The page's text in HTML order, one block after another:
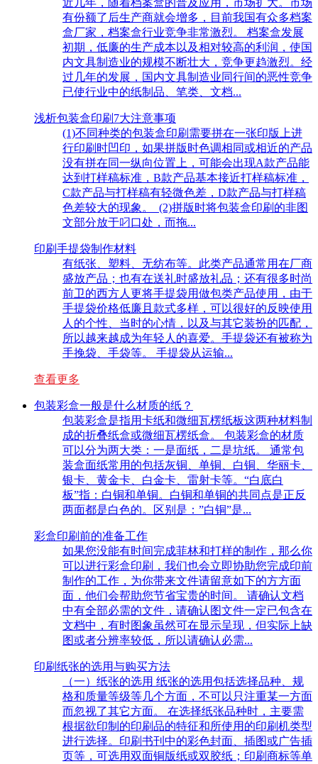
近几年，随着档案盒的普及应用，市场扩大。市场
有份额了后生产商就会增多，目前我国有众多档案
盒厂家，档案盒行业竞争非常激烈。 档案盒发展
初期，低廉的生产成本以及相对较高的利润，使国
内文具制造业的规模不断壮大，竞争更趋激烈。经
过几年的发展，国内文具制造业同行间的恶性竞争
已使行业中的纸制品、笔类、文档...
浅析包装盒印刷7大注意事项
(1)不同种类的包装盒印刷需要拼在一张印版上进
行印刷时凹印，如果拼版时色调相同或相近的产品
没有拼在同一纵向位置上，可能会出现A款产品能
达到打样稿标准，B款产品基本接近打样稿标准，
C款产品与打样稿有轻微色差，D款产品与打样稿
色差较大的现象。 (2)拼版时将包装盒印刷的非图
文部分放于叼口处，而拖...
印刷手提袋制作材料
有纸张、塑料、无纺布等。此类产品通常用在厂商
盛放产品；也有在送礼时盛放礼品；还有很多时尚
前卫的西方人更将手提袋用做包类产品使用，由于
手提袋价格低廉且款式多样，可以很好的反映使用
人的个性、当时的心情，以及与其它装扮的匹配，
所以越来越成为年轻人的喜爱。手提袋还有被称为
手挽袋、手袋等。 手提袋从运输...
查看更多
包装彩盒一般是什么材质的纸？
包装彩盒是指用卡纸和微细瓦楞纸板这两种材料制
成的折叠纸盒或微细瓦楞纸盒。 包装彩盒的材质
可以分为两大类：一是面纸，二是坑纸。 通常包
装盒面纸常用的包括灰铜、单铜、白铜、华丽卡、
银卡、黄金卡、白金卡、雷射卡等。“白底白
板”指：白铜和单铜。白铜和单铜的共同点是正反
两面都是白色的。区别是：”白铜”是...
彩盒印刷前的准备工作
如果您没能有时间完成菲林和打样的制作，那么你
可以进行彩盒印刷，我们也会立即协助您完成印前
制作的工作，为你带来文件请留意如下的方方面
面，他们会帮助您节省宝贵的时间。 请确认文档
中有全部必需的文件，请确认图文件一定已包含在
文档中，有时图象虽然可在显示呈现，但实际上缺
图或者分辨率较低，所以请确认必需...
印刷纸张的选用与购买方法
（一）纸张的选用 纸张的选用包括选择品种、规
格和质量等级等几个方面，不可以只注重某一方面
而忽视了其它方面。 在选择纸张品种时，主要需
根据欲印制的印刷品的特征和所使用的印刷机类型
进行选择。印刷书刊中的彩色封面、插图或广告插
页等，可选用双面铜版纸或双胶纸；印刷商标等单